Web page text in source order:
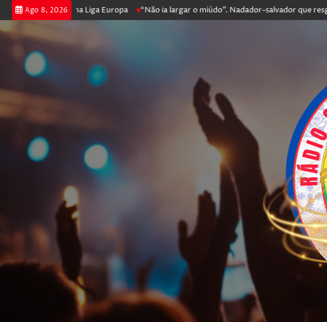
Ago 8, 2026
prossegue na Liga Europa “Não ia largar o miúdo”. Nadador-salvador que resgatou